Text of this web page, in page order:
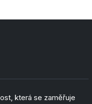
která se zaměřuje